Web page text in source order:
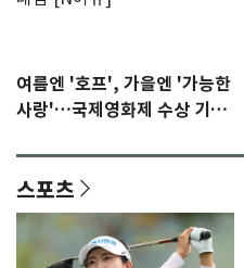
여름엔 '호프', 가을엔 '가능한
사랑'…국제영화제 수상 기대
스포츠